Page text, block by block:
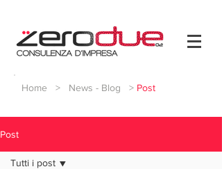
Home > News - Blog > Post
Post
Tutti i post